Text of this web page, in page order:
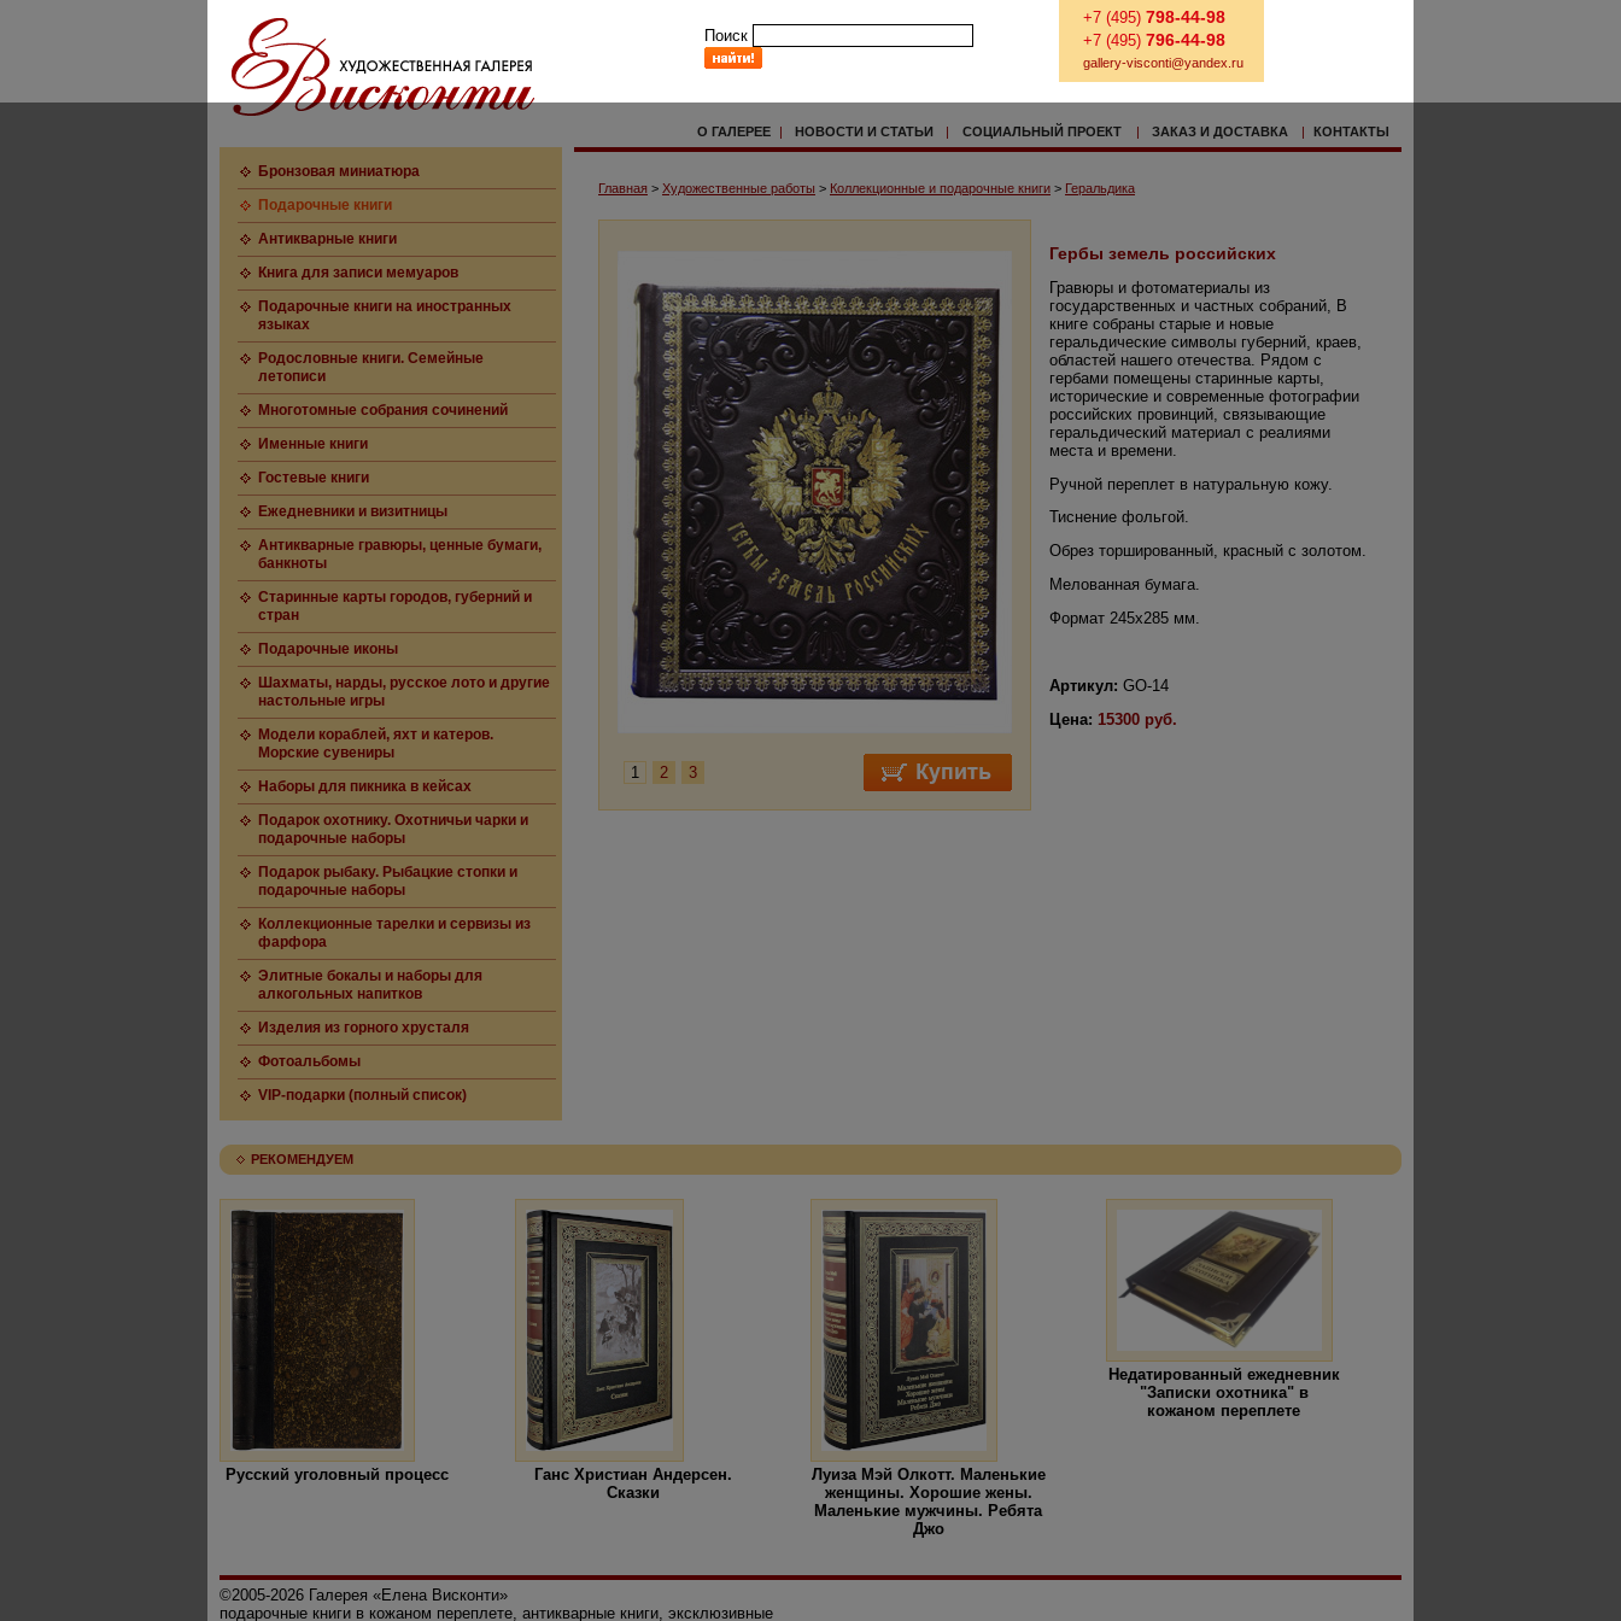
Поиск
+7 (495) 798-44-98
+7 (495) 796-44-98
gallery-visconti@yandex.ru
О ГАЛЕРЕЕ | НОВОСТИ И СТАТЬИ | СОЦИАЛЬНЫЙ ПРОЕКТ | ЗАКАЗ И ДОСТАВКА | КОНТАКТЫ
Бронзовая миниатюра
Подарочные книги
Антикварные книги
Книга для записи мемуаров
Подарочные книги на иностранных
языках
Родословные книги. Семейные
летописи
Многотомные собрания сочинений
Именные книги
Гостевые книги
Ежедневники и визитницы
Антикварные гравюры, ценные бумаги,
банкноты
Старинные карты городов, губерний и
стран
Подарочные иконы
Шахматы, нарды, русское лото и другие
настольные игры
Модели кораблей, яхт и катеров.
Морские сувениры
Наборы для пикника в кейсах
Подарок охотнику. Охотничьи чарки и
подарочные наборы
Подарок рыбаку. Рыбацкие стопки и
подарочные наборы
Коллекционные тарелки и сервизы из
фарфора
Элитные бокалы и наборы для
алкогольных напитков
Изделия из горного хрусталя
Фотоальбомы
VIP-подарки (полный список)
Главная > Художественные работы > Коллекционные и подарочные книги > Геральдика
1 2 3
Гербы земель российских
Гравюры и фотоматериалы из
государственных и частных собраний, В
книге собраны старые и новые
геральдические символы губерний, краев,
областей нашего отечества. Рядом с
гербами помещены старинные карты,
исторические и современные фотографии
российских провинций, связывающие
геральдический материал с реалиями
места и времени.
Ручной переплет в натуральную кожу.
Тиснение фольгой.
Обрез торшированный, красный с золотом.
Мелованная бумага.
Формат 245х285 мм.
Артикул: GO-14
Цена: 15300 руб.
РЕКОМЕНДУЕМ
Русский уголовный процесс
Ганс Христиан Андерсен.
Сказки
Луиза Мэй Олкотт. Маленькие
женщины. Хорошие жены.
Маленькие мужчины. Ребята
Джо
Недатированный ежедневник
"Записки охотника" в
кожаном переплете
©2005-2026 Галерея «Елена Висконти»
подарочные книги в кожаном переплете, антикварные книги, эксклюзивные